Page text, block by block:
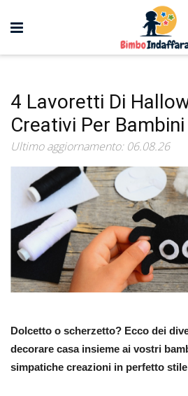
4 Lavoretti Di
Creativi Per Bambini
Ultimo aggiornamento: 06.08.26
Dolcetto o scherzetto? Ecco dei
decorare casa insieme ai vostri
simpatiche creazioni in perfetto